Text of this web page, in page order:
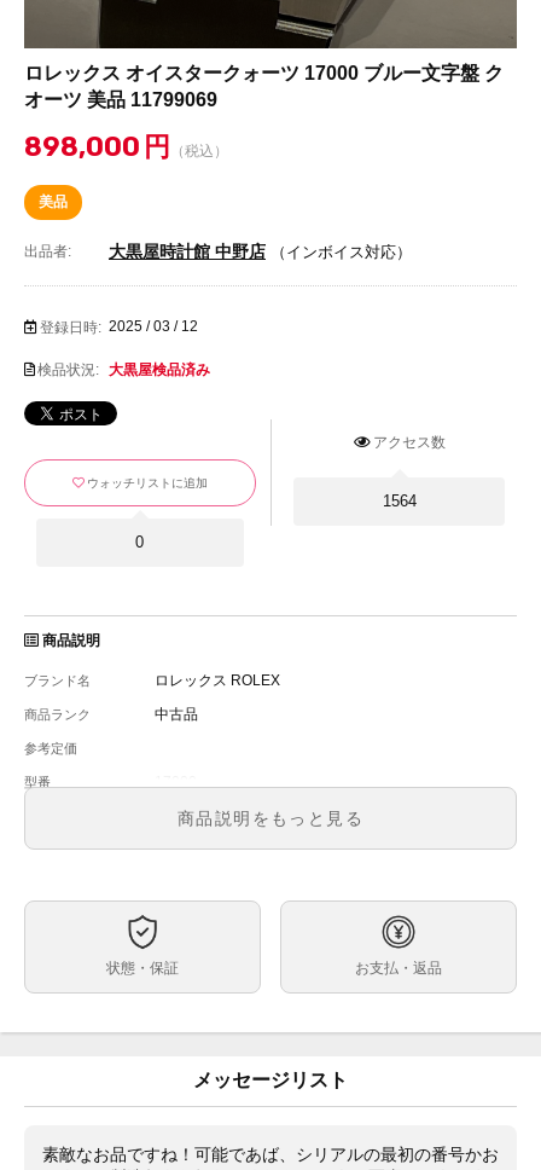
ロレックス オイスタークォーツ 17000 ブルー文字盤 ク
オーツ 美品 11799069
898,000 円 （税込）
美品
出品者: 大黒屋時計館 中野店 （インボイス対応）
登録日時: 2025 / 03 / 12
検品状況: 大黒屋検品済み
アクセス数
1564
ウォッチリストに追加
0
商品説明
ブランド名 ロレックス ROLEX
商品ランク 中古品
参考定価
型番
メンズ
文字盤 ブルー文字盤
36mm
ケース素材
2時位置ケースサイドに線キズ、鏡面部分に僅かな小キ
ズがございますがその他特筆すべき点のない美品のお品
コメント
ロレックスから現行では販売していないオイスタークオ
商品説明をもっと見る
状態・保証 お支払・返品
メッセージリスト
素敵なお品ですね！可能であば、シリアルの最初の番号かお